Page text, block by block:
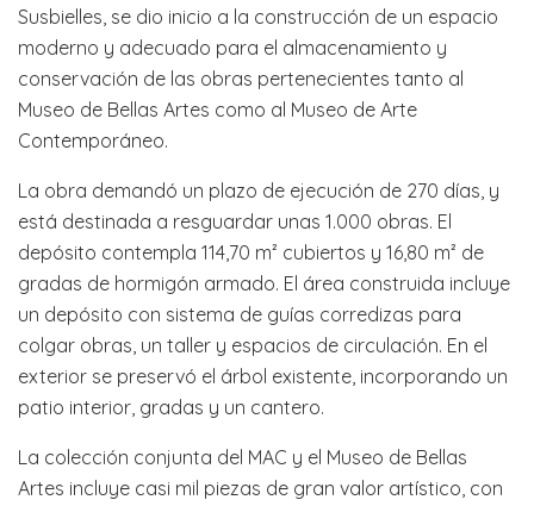
Susbielles, se dio inicio a la construcción de un espacio
moderno y adecuado para el almacenamiento y
conservación de las obras pertenecientes tanto al
Museo de Bellas Artes como al Museo de Arte
Contemporáneo.
La obra demandó un plazo de ejecución de 270 días, y
está destinada a resguardar unas 1.000 obras. El
depósito contempla 114,70 m² cubiertos y 16,80 m² de
gradas de hormigón armado. El área construida incluye
un depósito con sistema de guías corredizas para
colgar obras, un taller y espacios de circulación. En el
exterior se preservó el árbol existente, incorporando un
patio interior, gradas y un cantero.
La colección conjunta del MAC y el Museo de Bellas
Artes incluye casi mil piezas de gran valor artístico, con